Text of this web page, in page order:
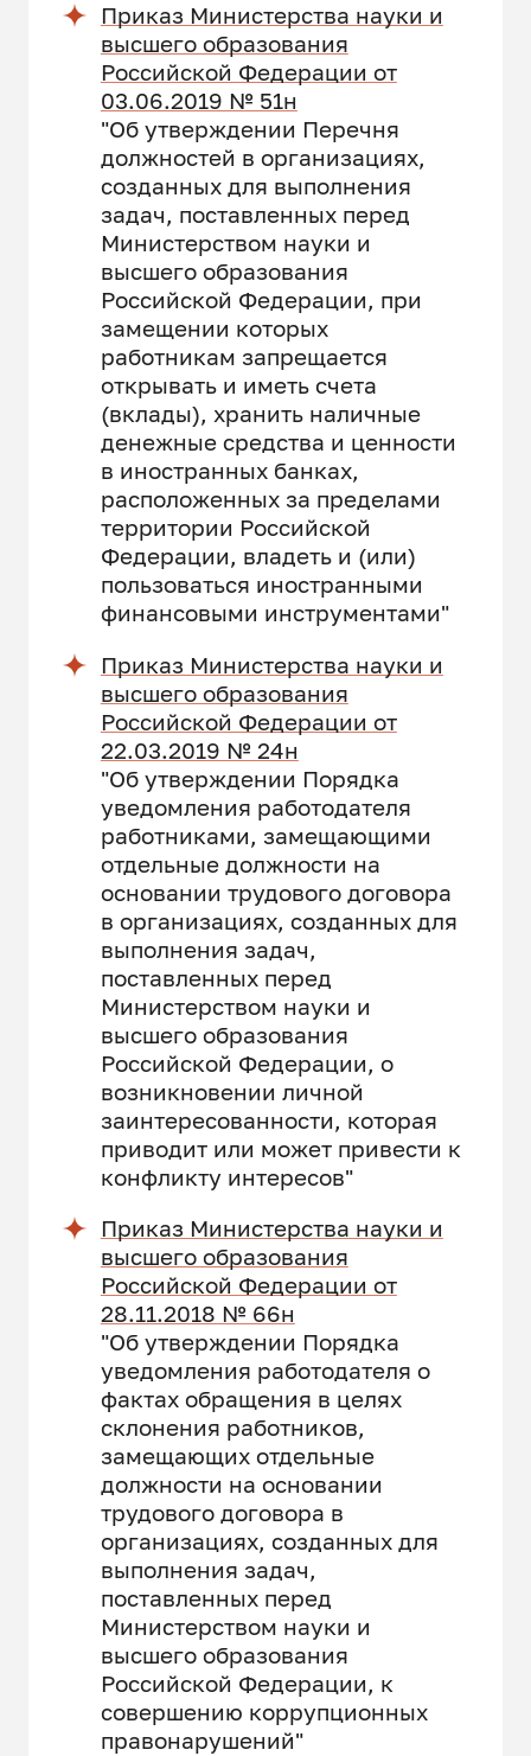
Приказ Министерства науки и
высшего образования
Российской Федерации от
03.06.2019 № 51н
"Об утверждении Перечня
должностей в организациях,
созданных для выполнения
задач, поставленных перед
Министерством науки и
высшего образования
Российской Федерации, при
замещении которых
работникам запрещается
открывать и иметь счета
(вклады), хранить наличные
денежные средства и ценности
в иностранных банках,
расположенных за пределами
территории Российской
Федерации, владеть и (или)
пользоваться иностранными
финансовыми инструментами"
Приказ Министерства науки и
высшего образования
Российской Федерации от
22.03.2019 № 24н
"Об утверждении Порядка
уведомления работодателя
работниками, замещающими
отдельные должности на
основании трудового договора
в организациях, созданных для
выполнения задач,
поставленных перед
Министерством науки и
высшего образования
Российской Федерации, о
возникновении личной
заинтересованности, которая
приводит или может привести к
конфликту интересов"
Приказ Министерства науки и
высшего образования
Российской Федерации от
28.11.2018 № 66н
"Об утверждении Порядка
уведомления работодателя о
фактах обращения в целях
склонения работников,
замещающих отдельные
должности на основании
трудового договора в
организациях, созданных для
выполнения задач,
поставленных перед
Министерством науки и
высшего образования
Российской Федерации, к
совершению коррупционных
правонарушений"